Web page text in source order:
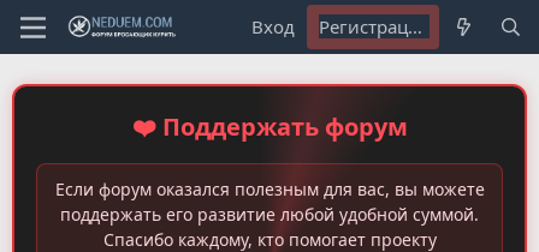
Вход Регистрация
❤️ Поддержать форум
Если форум оказался полезным для вас, вы можете
поддержать его развитие любой удобной суммой.
Спасибо каждому, кто помогает проекту